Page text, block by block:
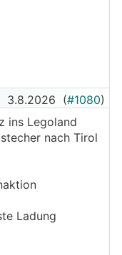
3.8.2026 (#1080)
ins Legoland
nach Tirol
Ladung